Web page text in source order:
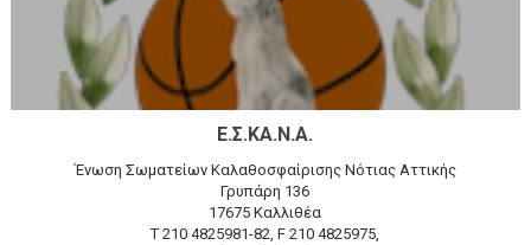
Ε.Σ.ΚΑ.Ν.Α.
Ένωση Σωματείων Καλαθοσφαίρισης Νότιας Αττικής
Γρυπάρη 136
17675 Καλλιθέα
T 210 4825981-82, F 210 4825975,